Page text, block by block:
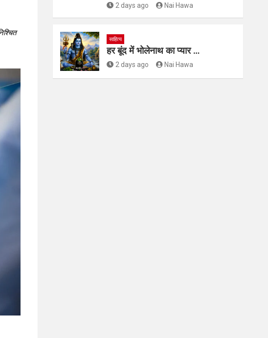
2 days ago Nai Hawa
साहित्य
हर बूंद में भोलेनाथ का प्यार …
2 days ago Nai Hawa